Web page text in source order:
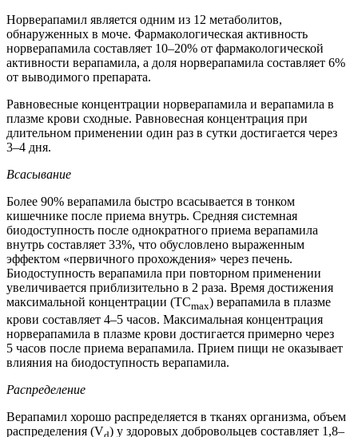
Норверапамил является одним из 12 метаболитов,
обнаруженных в моче. Фармакологическая активность
норверапамила составляет 10–20% от фармакологической
активности верапамила, а доля норверапамила составляет 6%
от выводимого препарата.
Равновесные концентрации норверапамила и верапамила в
плазме крови сходные. Равновесная концентрация при
длительном применении один раз в сутки достигается через
3–4 дня.
Всасывание
Более 90% верапамила быстро всасывается в тонком
кишечнике после приема внутрь. Средняя системная
биодоступность после однократного приема верапамила
внутрь составляет 33%, что обусловлено выраженным
эффектом «первичного прохождения» через печень.
Биодоступность верапамила при повторном применении
увеличивается приблизительно в 2 раза. Время достижения
максимальной концентрации (TCmax) верапамила в плазме
крови составляет 4–5 часов. Максимальная концентрация
норверапамила в плазме крови достигается примерно через
5 часов после приема верапамила. Прием пищи не оказывает
влияния на биодоступность верапамила.
Распределение
Верапамил хорошо распределяется в тканях организма, объем
распределения (V ) у здоровых добровольцев составляет 1,8–